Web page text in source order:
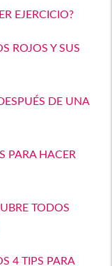
EJERCICIO?
ROJOS Y SUS
DE UNA
PARA HACER
TODOS
4 TIPS PARA